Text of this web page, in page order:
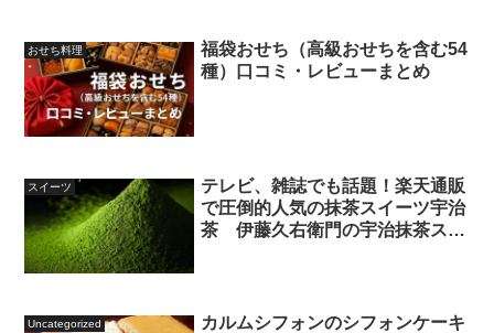
おせち料理
福袋おせち（高級おせちを含む54
種）口コミ・レビューまとめ
スイーツ
テレビ、雑誌でも話題！楽天通販
で圧倒的人気の抹茶スイーツ宇治
茶 伊藤久右衛門の宇治抹茶スイ
Uncategorized
カルムシフォンのシフォンケーキ